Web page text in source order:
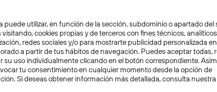
2 min
puede utilizar, en función de la sección, subdominio o apartado del
visitando, cookies propias y de terceros con fines técnicos,
redes sociales y/o para mostrarte publicidad personalizada
a partir de tus hábitos de navegación. Puedes aceptar todas,
su uso individualmente clicando en el botón correspondiente.
tu consentimiento en cualquier momento desde la opción de
Si deseas obtener información más detallada, consulta nuestra